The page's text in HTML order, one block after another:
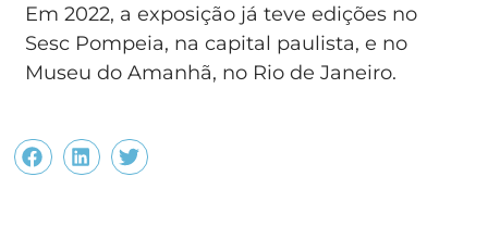
Em 2022, a exposição já teve edições no
Sesc Pompeia, na capital paulista, e no
Museu do Amanhã, no Rio de Janeiro.